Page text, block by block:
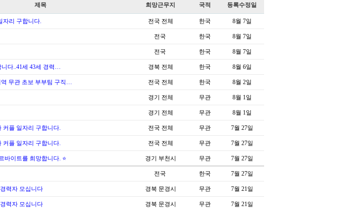
제목 희망근무지 국적 등록수정일
자리 구합니다. 전국 전체 한국 8월 7일
전국 한국 8월 7일
전국 한국 8월 7일
다..41세 43세 경력… 경북 전체 한국 8월 6일
무관 초보 부부팀 구직… 전국 전체 한국 8월 2일
경기 전체 무관 8월 1일
경기 전체 무관 8월 1일
커플 일자리 구합니다. 전국 전체 무관 7월 27일
커플 일자리 구합니다. 전국 전체 무관 7월 27일
바이트를 희망합니다. ⭐ 경기 부천시 무관 7월 27일
전국 한국 7월 27일
력자 모십니다 경북 문경시 무관 7월 21일
력자 모십니다 경북 문경시 무관 7월 21일